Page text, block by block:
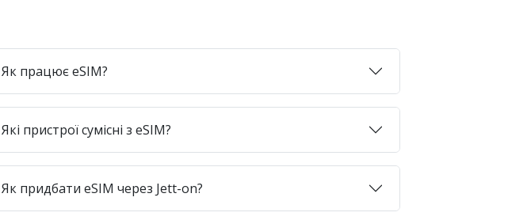
Як працює eSIM?
Які пристрої сумісні з eSIM?
Як придбати eSIM через Jett-on?